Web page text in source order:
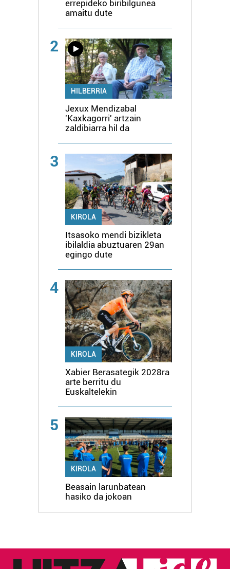
errepideko biribilgunea
amaitu dute
2
HILBERRIA
Jexux Mendizabal
'Kaxkagorri' artzain
zaldibiarra hil da
3
KIROLA
Itsasoko mendi bizikleta
ibilaldia abuztuaren 29an
egingo dute
4
KIROLA
Xabier Berasategik 2028ra
arte berritu du
Euskaltelekin
5
KIROLA
Beasain larunbatean
hasiko da jokoan